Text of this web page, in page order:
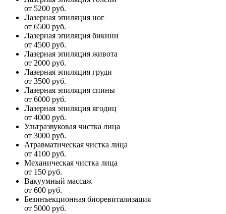
от 5200 руб.
Лазерная эпиляция ног
от 6500 руб.
Лазерная эпиляция бикини
от 4500 руб.
Лазерная эпиляция живота
от 2000 руб.
Лазерная эпиляция груди
от 3500 руб.
Лазерная эпиляция спины
от 6000 руб.
Лазерная эпиляция ягодиц
от 4000 руб.
Ультразвуковая чистка лица
от 3000 руб.
Атравматическая чистка лица
от 4100 руб.
Механическая чистка лица
от 150 руб.
Вакуумный массаж
от 600 руб.
Безинъекционная биоревитализация
от 5000 руб.